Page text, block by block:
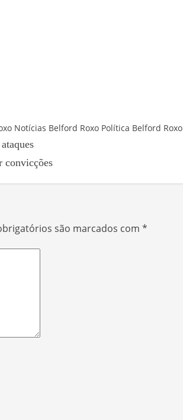
Notícias Belford Roxo Política Belford Roxo
convicções
são marcados com *